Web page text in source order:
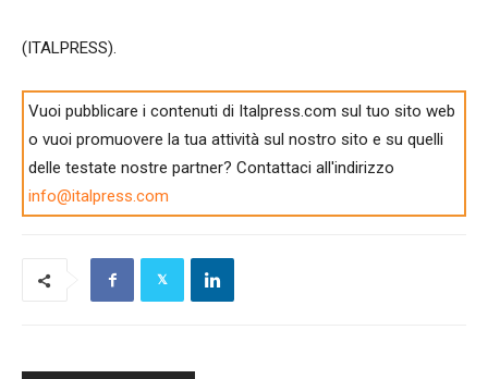
(ITALPRESS).
Vuoi pubblicare i contenuti di Italpress.com sul tuo sito web
o vuoi promuovere la tua attività sul nostro sito e su quelli
delle testate nostre partner? Contattaci all'indirizzo
info@italpress.com